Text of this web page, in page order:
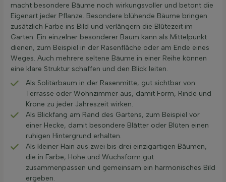
macht besondere Bäume noch wirkungsvoller und betont die
Eigenart jeder Pflanze. Besondere blühende Bäume bringen
zusätzlich Farbe ins Bild und verlängern die Blütezeit im
Garten. Ein einzelner besonderer Baum kann als Mittelpunkt
dienen, zum Beispiel in der Rasenfläche oder am Ende eines
Weges. Auch mehrere seltene Bäume in einer Reihe können
eine klare Struktur schaffen und den Blick leiten.
Als Solitärbaum in der Rasenmitte, gut sichtbar von
Terrasse oder Wohnzimmer aus, damit Form, Rinde und
Krone zu jeder Jahreszeit wirken.
Als Blickfang am Rand des Gartens, zum Beispiel vor
einer Hecke, damit besondere Blätter oder Blüten einen
ruhigen Hintergrund erhalten.
Als kleiner Hain aus zwei bis drei einzigartigen Bäumen,
die in Farbe, Höhe und Wuchsform gut
zusammenpassen und gemeinsam ein harmonisches Bild
ergeben.